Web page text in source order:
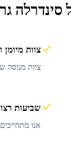
סינדרלה
צוות מיומן
צוות מנוסה
שביעות
אנו